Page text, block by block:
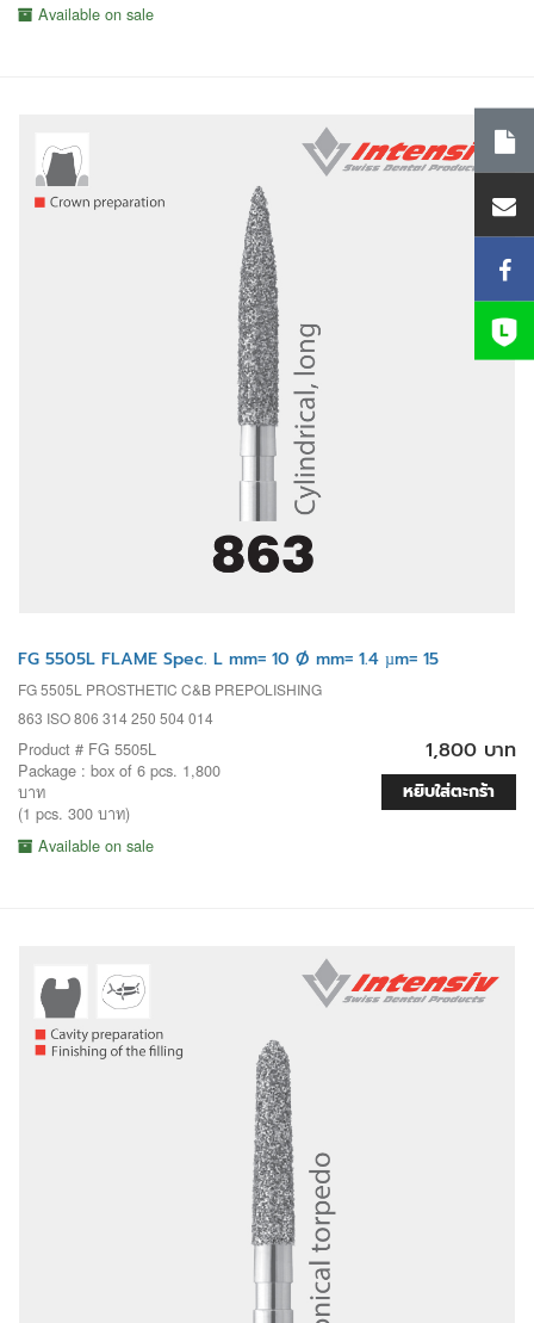
Available on sale
FG 5505L FLAME Spec. L mm= 10 Ø mm= 1.4 µm= 15
FG 5505L PROSTHETIC C&B PREPOLISHING
863 ISO 806 314 250 504 014
Product # FG 5505L
Package : box of 6 pcs. 1,800
บาท
(1 pcs. 300 บาท)
Available on sale
1,800 บาท
หยิบใส่ตะกร้า